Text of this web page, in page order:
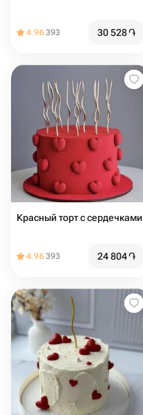
4.96393 30 528֏
Красный торт с сердечками
4.96393 24 804֏